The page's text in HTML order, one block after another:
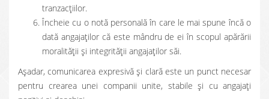
tranzacțiilor.
Încheie cu o notă personală în care le mai spune încă o
dată angajaților că este mândru de ei în scopul apărării
moralității și integrității angajaților săi.
Așadar, comunicarea expresivă și clară este un punct necesar
pentru crearea unei companii unite, stabile și cu angajați